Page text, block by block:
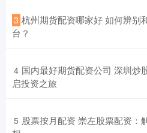
3 杭州期货配资哪家好 如何辨别
台？
4 国内最好期货配资公司 深圳炒
启投资之旅
5 股票按月配资 崇左股票配资：